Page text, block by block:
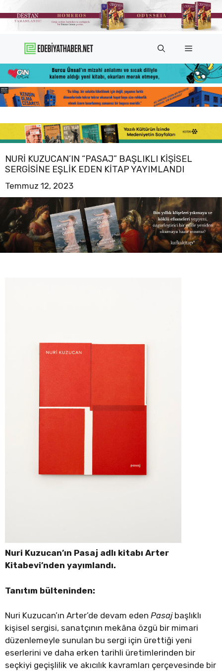
atla
Menü
NURI KUZUCAN’IN “PASAJ” BAŞLIKLI KIŞISEL
SERGISINE EŞLIK EDEN KITAP YAYIMLANDI
Temmuz 12, 2023
Nuri Kuzucan’ın Pasaj adlı kitabı Arter
Kitabevi’nden yayımlandı.
Tanıtım bülteninden:
Nuri Kuzucan’ın Arter’de devam eden Pasajbaşlıklı
kişisel sergisi, sanatçının mekâna özgü bir mimari
düzenlemeyle sunulan bu sergi için ürettiği yeni
eserlerini ve daha erken tarihli üretimlerinden bir
seçkiyi geçişlilik ve akıcılık kavramları çerçevesinde bir